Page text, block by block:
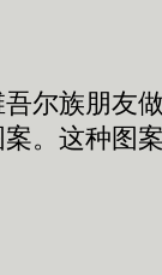
族朋友
。这种图